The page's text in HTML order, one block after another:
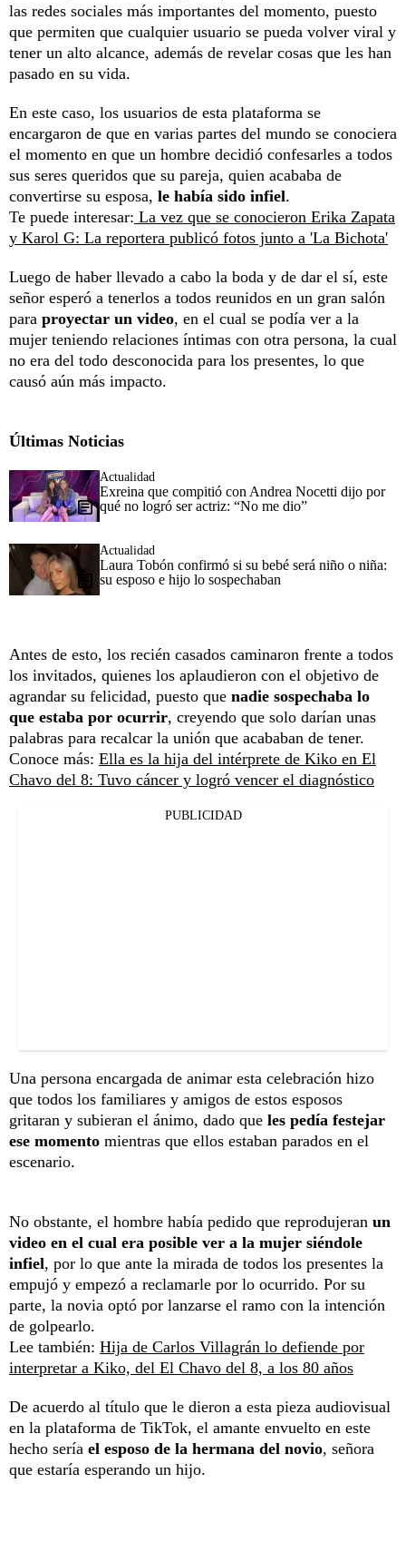
las redes sociales más importantes del momento, puesto
que permiten que cualquier usuario se pueda volver viral y
tener un alto alcance, además de revelar cosas que les han
pasado en su vida.
En este caso, los usuarios de esta plataforma se
encargaron de que en varias partes del mundo se conociera
el momento en que un hombre decidió confesarles a todos
sus seres queridos que su pareja, quien acababa de
convertirse su esposa, le había sido infiel.
Te puede interesar: La vez que se conocieron Erika Zapata
y Karol G: La reportera publicó fotos junto a 'La Bichota'
Luego de haber llevado a cabo la boda y de dar el sí, este
señor esperó a tenerlos a todos reunidos en un gran salón
para proyectar un video, en el cual se podía ver a la
mujer teniendo relaciones íntimas con otra persona, la cual
no era del todo desconocida para los presentes, lo que
causó aún más impacto.
Últimas Noticias
Actualidad
Exreina que compitió con Andrea Nocetti dijo por
qué no logró ser actriz: “No me dio”
Actualidad
Laura Tobón confirmó si su bebé será niño o niña:
su esposo e hijo lo sospechaban
Antes de esto, los recién casados caminaron frente a todos
los invitados, quienes los aplaudieron con el objetivo de
agrandar su felicidad, puesto que nadie sospechaba lo
que estaba por ocurrir, creyendo que solo darían unas
palabras para recalcar la unión que acababan de tener.
Conoce más: Ella es la hija del intérprete de Kiko en El
Chavo del 8: Tuvo cáncer y logró vencer el diagnóstico
PUBLICIDAD
Una persona encargada de animar esta celebración hizo
que todos los familiares y amigos de estos esposos
gritaran y subieran el ánimo, dado que les pedía festejar
ese momento mientras que ellos estaban parados en el
escenario.
No obstante, el hombre había pedido que reprodujeran un
video en el cual era posible ver a la mujer siéndole
infiel, por lo que ante la mirada de todos los presentes la
empujó y empezó a reclamarle por lo ocurrido. Por su
parte, la novia optó por lanzarse el ramo con la intención
de golpearlo.
Lee también: Hija de Carlos Villagrán lo defiende por
interpretar a Kiko, del El Chavo del 8, a los 80 años
De acuerdo al título que le dieron a esta pieza audiovisual
en la plataforma de TikTok, el amante envuelto en este
hecho sería el esposo de la hermana del novio, señora
que estaría esperando un hijo.